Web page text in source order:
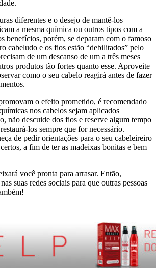
diferentes e o desejo de mantê-los
a mesma química ou outros tipos com a
benefícios, porém, se deparam com o famoso
cabeludo e os fios estão “debilitados” pelo
de um descanso de um a três meses
produtos tão fortes quanto esse. Aproveite
como o seu cabelo reagirá antes de fazer
o efeito prometido, é recomendado
nos cabelos sejam aplicados
não descuide dos fios e reserve algum tempo
los sempre que for necessário.
de pedir orientações para o seu cabeleireiro
a fim de ter as madeixas bonitas e bem
você pronta para arrasar. Então,
suas redes sociais para que outras pessoas